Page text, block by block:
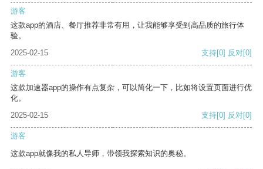
游客
这款app的酒店、餐厅推荐非常有用，让我能够享受到高品质的旅行体
验。
2025-02-15
支持[0] 反对[0]
游客
这款加速器app的操作有点复杂，可以简化一下，比如将设置页面进行优
化。
2025-02-15
支持[0] 反对[0]
游客
这款app就像我的私人导师，带领我探索知识的奥秘。